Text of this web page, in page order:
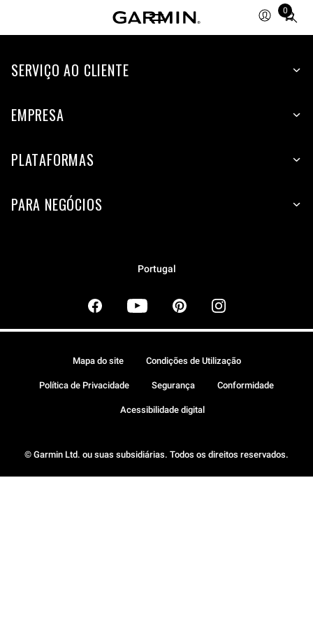
0
Total
items
cart:
SERVIÇO AO CLIENTE
EMPRESA
PLATAFORMAS
PARA NEGÓCIOS
Portugal
© Garmin Ltd. ou suas subsidiárias. Todos os direitos reservados.
Mapa do site Condições de Utilização
Política de Privacidade Segurança Conformidade
Acessibilidade digital